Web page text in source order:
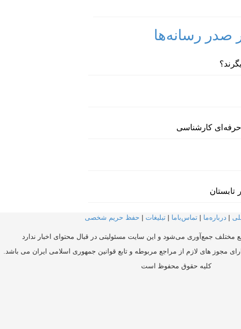
صدر رسانه‌ها
حرفه‌ای کارشناسی
| درباره‌ما | تماس‌با‌ما | تبلیغات | حفظ حریم شخصی
مختلف جمع‌آوری می‌شود و این سایت مسئولیتی در قبال محتوای اخبار ندارد
مجوز های لازم از مراجع مربوطه و تابع قوانین جمهوری اسلامی ایران می باشد.
کلیه حقوق محفوظ است